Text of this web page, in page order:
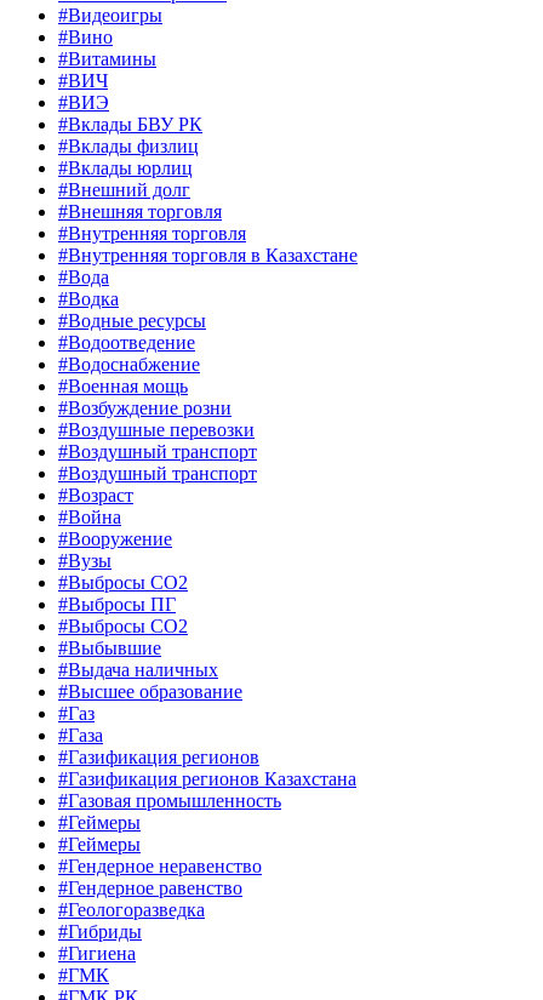
#Видеоигры
#Вино
#Витамины
#ВИЧ
#ВИЭ
#Вклады БВУ РК
#Вклады физлиц
#Вклады юрлиц
#Внешний долг
#Внешняя торговля
#Внутренняя торговля
#Внутренняя торговля в Казахстане
#Вода
#Водка
#Водные ресурсы
#Водоотведение
#Водоснабжение
#Военная мощь
#Возбуждение розни
#Воздушные перевозки
#Воздушный транспорт
#Воздушный транспорт
#Возраст
#Война
#Вооружение
#Вузы
#Выбросы CO2
#Выбросы ПГ
#Выбросы СО2
#Выбывшие
#Выдача наличных
#Высшее образование
#Газ
#Газа
#Газификация регионов
#Газификация регионов Казахстана
#Газовая промышленность
#Геймеры
#Геймеры
#Гендерное неравенство
#Гендерное равенство
#Геологоразведка
#Гибриды
#Гигиена
#ГМК